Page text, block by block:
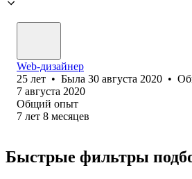
Web-дизайнер
25 лет • Была 30 августа 2020 •
7 августа 2020
Общий опыт
7 лет 8 месяцев
Быстрые фильтры